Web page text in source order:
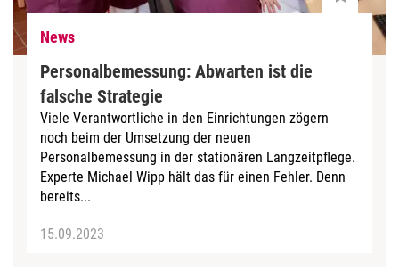
News
Personalbemessung: Abwarten ist die
falsche Strategie
Viele Verantwortliche in den Einrichtungen zögern
noch beim der Umsetzung der neuen
Personalbemessung in der stationären Langzeitpflege.
Experte Michael Wipp hält das für einen Fehler. Denn
bereits...
15.09.2023